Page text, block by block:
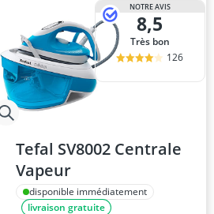
NOTRE AVIS
8,5
Très bon
126
Tefal SV8002 Centrale
Vapeur
disponible immédiatement
livraison gratuite